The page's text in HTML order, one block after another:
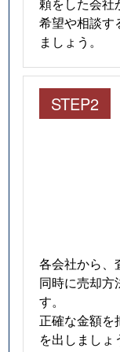
希望や相談す
ましょう。
STEP2
各会社から、
同時に売却方
す。
正確な金額を
を出しましょ